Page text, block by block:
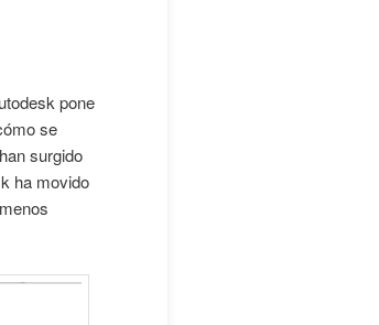
pone
se
surgido
ha movido